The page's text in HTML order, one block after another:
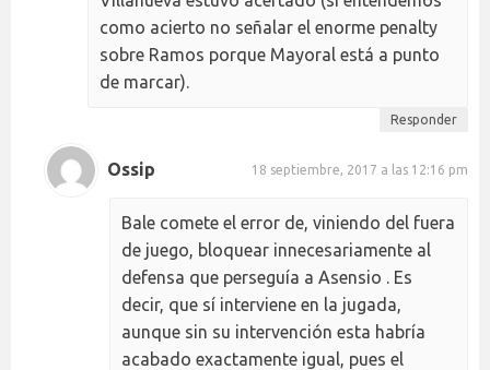
como acierto no señalar el enorme penalty
sobre Ramos porque Mayoral está a punto
de marcar).
Responder
Ossip 18 septiembre, 2017 a las 12:16 pm
Bale comete el error de, viniendo del fuera
de juego, bloquear innecesariamente al
defensa que perseguía a Asensio . Es
decir, que sí interviene en la jugada,
aunque sin su intervención esta habría
acabado exactamente igual, pues el